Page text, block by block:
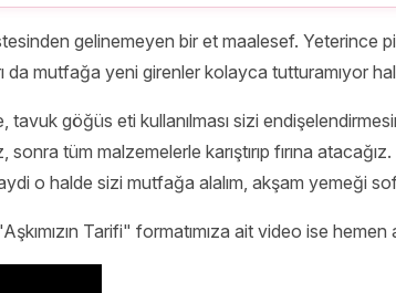
gelinemeyen bir et maalesef. Yeterince
da mutfağa yeni girenler kolayca tutturamıyor
tavuk göğüs eti kullanılması sizi
tüm malzemelerle karıştırıp fırına
o halde sizi mutfağa alalım, akşam yemeği
Tarifi" formatımıza ait video ise hemen